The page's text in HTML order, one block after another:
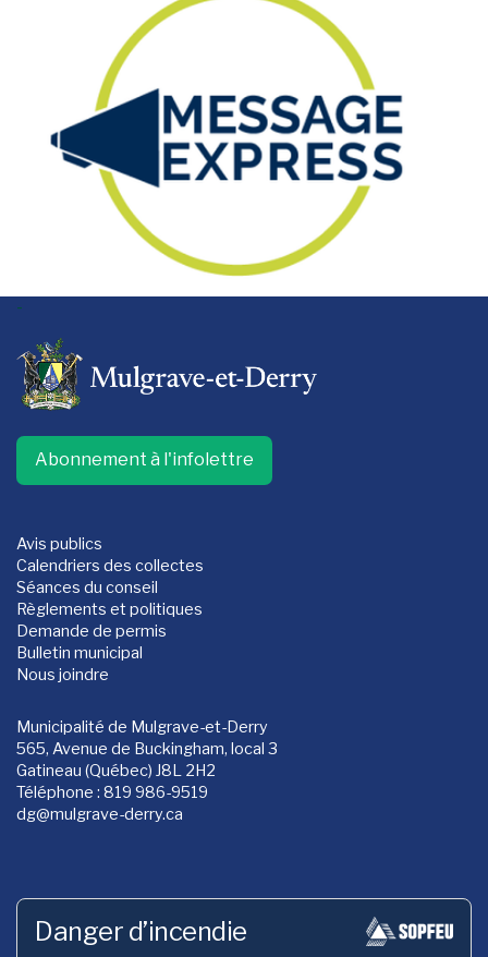
-
Abonnement à l'infolettre
Avis publics
Calendriers des collectes
Séances du conseil
Règlements et politiques
Demande de permis
Bulletin municipal
Nous joindre
Municipalité de Mulgrave-et-Derry
565, Avenue de Buckingham, local 3
Gatineau (Québec) J8L 2H2
Téléphone : 819 986-9519
dg@mulgrave-derry.ca
Danger d’incendie